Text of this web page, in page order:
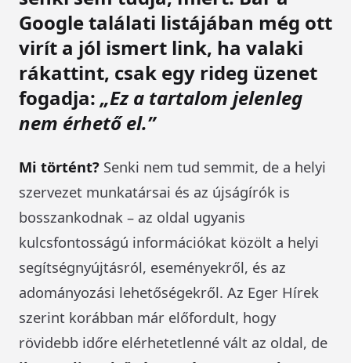
Google találati listájában még ott
virít a jól ismert link, ha valaki
rákattint, csak egy rideg üzenet
fogadja: „Ez a tartalom jelenleg
nem érhető el.”
Mi történt? Senki nem tud semmit, de a helyi
szervezet munkatársai és az újságírók is
bosszankodnak – az oldal ugyanis
kulcsfontosságú információkat közölt a helyi
segítségnyújtásról, eseményekről, és az
adományozási lehetőségekről. Az Eger Hírek
szerint korábban már előfordult, hogy
rövidebb időre elérhetetlenné vált az oldal, de